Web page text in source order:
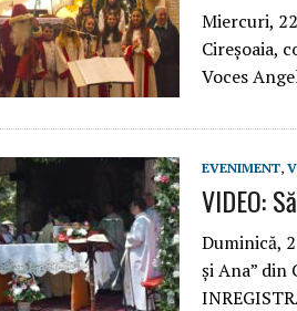
Miercuri,
Cireșoaia,
Voces
EVENIMENT,
VIDEO:
Duminică,
și Ana” din